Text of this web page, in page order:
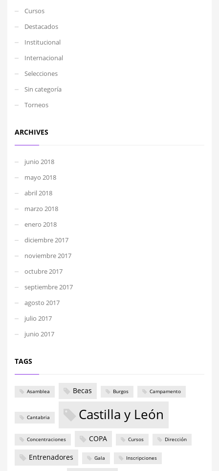
Cursos
Destacados
Institucional
Internacional
Selecciones
Sin categoría
Torneos
ARCHIVES
junio 2018
mayo 2018
abril 2018
marzo 2018
enero 2018
diciembre 2017
noviembre 2017
octubre 2017
septiembre 2017
agosto 2017
julio 2017
junio 2017
TAGS
Asamblea Becas Burgos Campamento
Cantabria Castilla y León
Concentraciones COPA Cursos Dirección
Entrenadores Gala Inscripciones